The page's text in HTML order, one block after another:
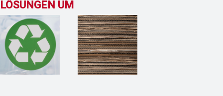
LÖSUNGEN UM